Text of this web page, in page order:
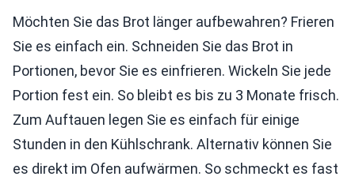
Möchten Sie das Brot länger aufbewahren? Frieren
Sie es einfach ein. Schneiden Sie das Brot in
Portionen, bevor Sie es einfrieren. Wickeln Sie jede
Portion fest ein. So bleibt es bis zu 3 Monate frisch.
Zum Auftauen legen Sie es einfach für einige
Stunden in den Kühlschrank. Alternativ können Sie
es direkt im Ofen aufwärmen. So schmeckt es fast